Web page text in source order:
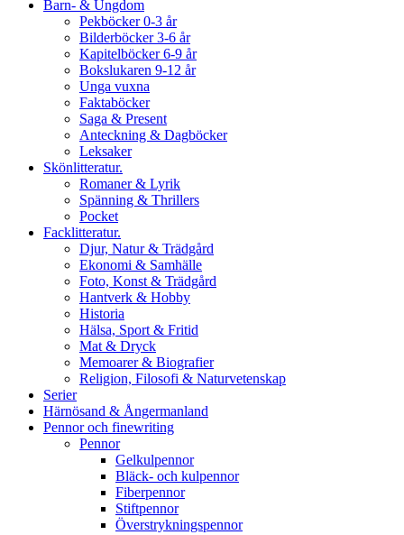
Barn- & Ungdom
Pekböcker 0-3 år
Bilderböcker 3-6 år
Kapitelböcker 6-9 år
Bokslukaren 9-12 år
Unga vuxna
Faktaböcker
Saga & Present
Anteckning & Dagböcker
Leksaker
Skönlitteratur.
Romaner & Lyrik
Spänning & Thrillers
Pocket
Facklitteratur.
Djur, Natur & Trädgård
Ekonomi & Samhälle
Foto, Konst & Trädgård
Hantverk & Hobby
Historia
Hälsa, Sport & Fritid
Mat & Dryck
Memoarer & Biografier
Religion, Filosofi & Naturvetenskap
Serier
Härnösand & Ångermanland
Pennor och finewriting
Pennor
Gelkulpennor
Bläck- och kulpennor
Fiberpennor
Stiftpennor
Överstrykningspennor